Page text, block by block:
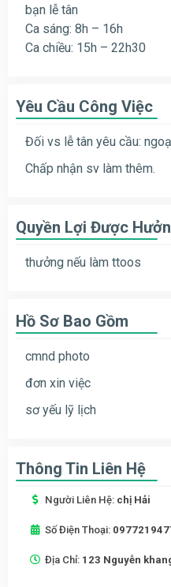
bạn lễ tân
Ca sáng: 8h – 16h
Ca chiều: 15h – 22h30
Yêu Cầu Công Việc
Đối vs lễ tân yêu cầu:
Chấp nhận sv làm thêm.
Quyền Lợi Được
thưởng nếu làm ttoos
Hồ Sơ Bao Gồm
cmnd photo
đơn xin việc
sơ yếu lỹ lịch
Thông Tin Liên Hệ
Người Liên Hệ: chị Hải
Số Điện Thoại:
Địa Chỉ: 123 Nguyễn